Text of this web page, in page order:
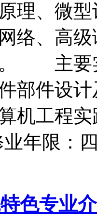
理、微
络、高
主要
部件设
机工程
限：
色专业